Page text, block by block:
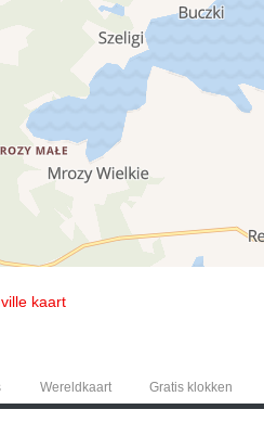
kaart
Wereldkaart Gratis klokken